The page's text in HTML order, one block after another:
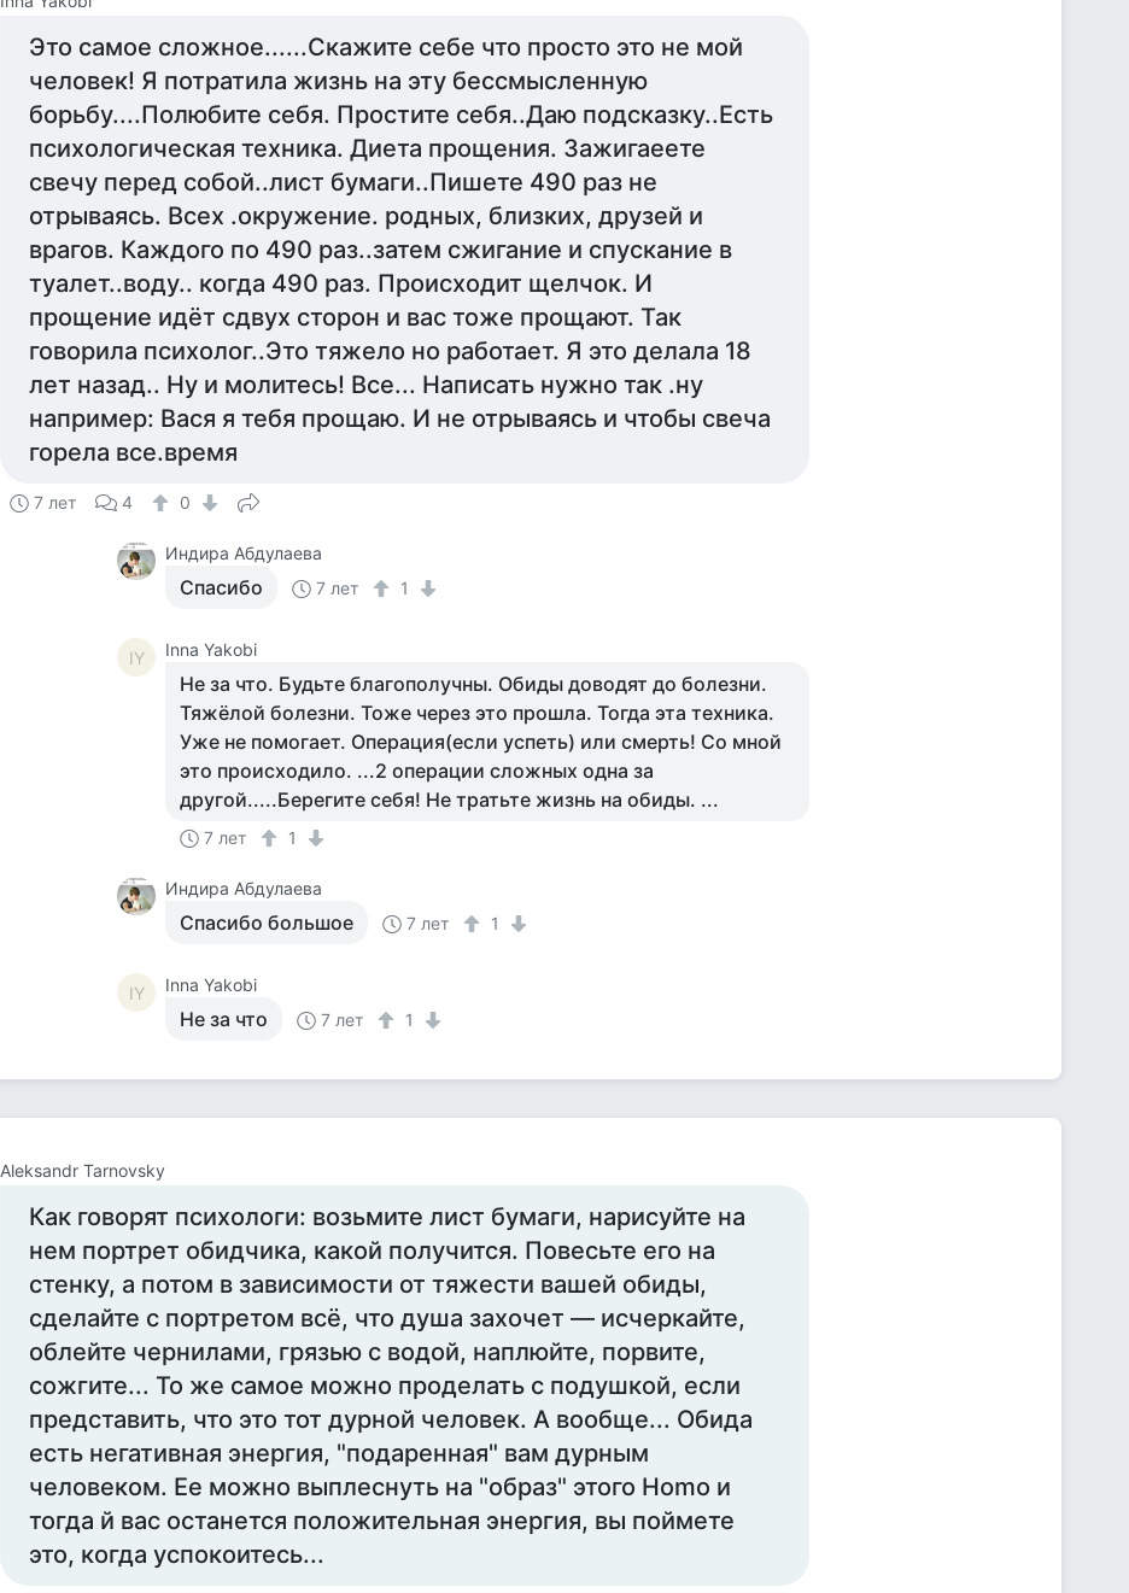
Это самое сложное......Скажите себе что просто это не мой
человек! Я потратила жизнь на эту бессмысленную
борьбу....Полюбите себя. Простите себя..Даю подсказку..Есть
психологическая техника. Диета прощения. Зажигаеете
свечу перед собой..лист бумаги..Пишете 490 раз не
отрываясь. Всех .окружение. родных, близких, друзей и
врагов. Каждого по 490 раз..затем сжигание и спускание в
туалет..воду.. когда 490 раз. Происходит щелчок. И
прощение идёт сдвух сторон и вас тоже прощают. Так
говорила психолог..Это тяжело но работает. Я это делала 18
лет назад.. Ну и молитесь! Все... Написать нужно так .ну
например: Вася я тебя прощаю. И не отрываясь и чтобы свеча
горела все.время
7 лет 4 0
Индира Абдулаева
Спасибо 7 лет 1
IY Inna Yakobi
Не за что. Будьте благополучны. Обиды доводят до болезни.
Тяжёлой болезни. Тоже через это прошла. Тогда эта техника.
Уже не помогает. Операция(если успеть) или смерть! Со мной
это происходило. ...2 операции сложных одна за
другой.....Берегите себя! Не тратьте жизнь на обиды. ...
7 лет 1
Индира Абдулаева
Спасибо большое 7 лет 1
IY Inna Yakobi
Не за что 7 лет 1
Aleksandr Tarnovsky
Как говорят психологи: возьмите лист бумаги, нарисуйте на
нем портрет обидчика, какой получится. Повесьте его на
стенку, а потом в зависимости от тяжести вашей обиды,
сделайте с портретом всё, что душа захочет — исчеркайте,
облейте чернилами, грязью с водой, наплюйте, порвите,
сожгите... То же самое можно проделать с подушкой, если
представить, что это тот дурной человек. А вообще... Обида
есть негативная энергия, "подаренная" вам дурным
человеком. Ее можно выплеснуть на "образ" этого Homo и
тогда й вас останется положительная энергия, вы поймете
это, когда успокоитесь...